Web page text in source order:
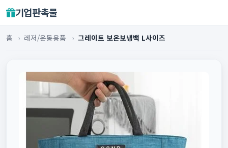
기업판촉물
홈 › 레저/운동용품 › 그레이트 보온보냉백 L사이즈